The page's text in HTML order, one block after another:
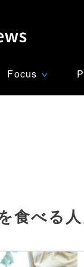
Focus ∨
食べる人